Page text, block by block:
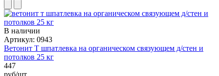
В наличии
Артикул: 0943
Ветонит Т шпатлевка на органическом связующем д/стен и
потолков 25 кг
447
руб/шт